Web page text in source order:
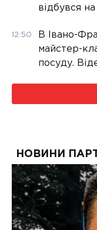
відбувся
12:50
В Івано-
майстер-
посуду.